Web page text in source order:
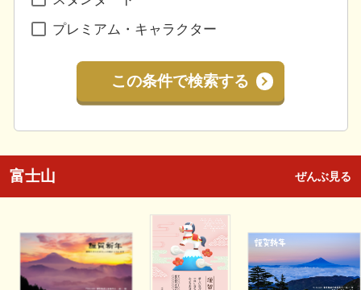
プレミアム・キャラクター
この条件で検索する
富士山 ぜんぶ見る